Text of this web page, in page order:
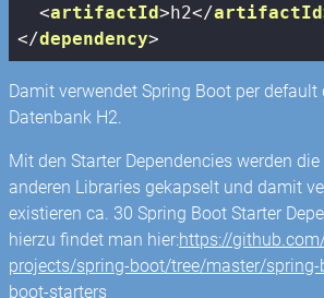
<artifactId>h2</artifactId
</dependency>
Damit verwendet Spring Boot per default
Datenbank H2.
Mit den Starter Dependencies werden
anderen Libraries gekapselt und damit
existieren ca. 30 Spring Boot Starter
hierzu findet man hier:https://
projects/spring-boot/tree/master/
boot-starters